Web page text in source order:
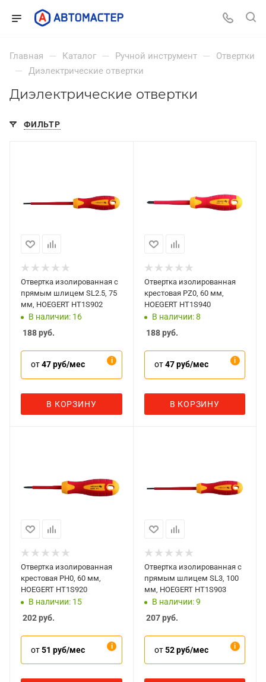
Главная — Каталог — Ручной инструмент — Отвертки
— Диэлектрические отвертки
Диэлектрические отвертки
ФИЛЬТР
Отвертка изолированная с
прямым шлицем SL2.5, 75
мм, HOEGERT HT1S902
В наличии: 16
188руб.
от47 руб/мес
В КОРЗИНУ
Отвертка изолированная
крестовая PZ0, 60 мм,
HOEGERT HT1S940
В наличии: 8
188руб.
от47 руб/мес
В КОРЗИНУ
Отвертка изолированная
крестовая PH0, 60 мм,
HOEGERT HT1S920
В наличии: 15
202руб.
от51 руб/мес
Отвертка изолированная с
прямым шлицем SL3, 100
мм, HOEGERT HT1S903
В наличии: 9
207руб.
от52 руб/мес